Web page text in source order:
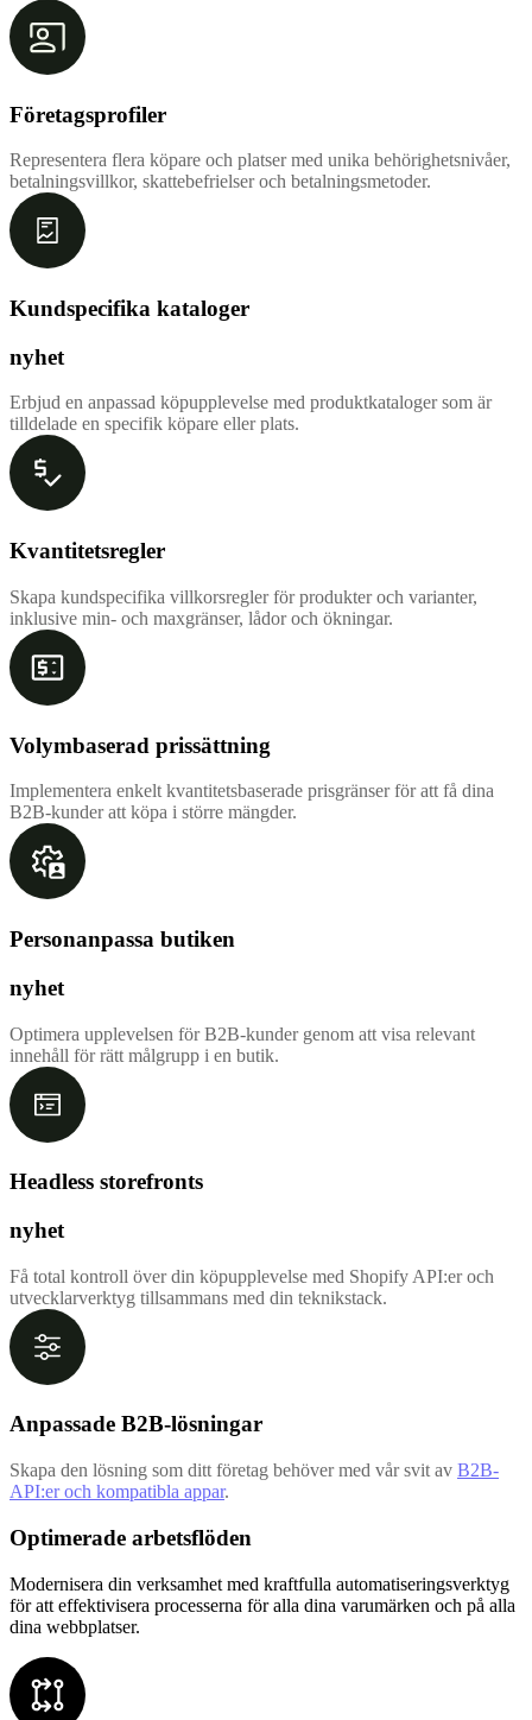
Företagsprofiler
Representera flera köpare och platser med unika behörighetsnivåer,
betalningsvillkor, skattebefrielser och betalningsmetoder.
Kundspecifika kataloger
nyhet
Erbjud en anpassad köpupplevelse med produktkataloger som är
tilldelade en specifik köpare eller plats.
Kvantitetsregler
Skapa kundspecifika villkorsregler för produkter och varianter,
inklusive min- och maxgränser, lådor och ökningar.
Volymbaserad prissättning
Implementera enkelt kvantitetsbaserade prisgränser för att få dina
B2B-kunder att köpa i större mängder.
Personanpassa butiken
nyhet
Optimera upplevelsen för B2B-kunder genom att visa relevant
innehåll för rätt målgrupp i en butik.
Headless storefronts
nyhet
Få total kontroll över din köpupplevelse med Shopify API:er och
utvecklarverktyg tillsammans med din teknikstack.
Anpassade B2B-lösningar
Skapa den lösning som ditt företag behöver med vår svit av B2B-
API:er och kompatibla appar.
Optimerade arbetsflöden
Modernisera din verksamhet med kraftfulla automatiseringsverktyg
för att effektivisera processerna för alla dina varumärken och på alla
dina webbplatser.